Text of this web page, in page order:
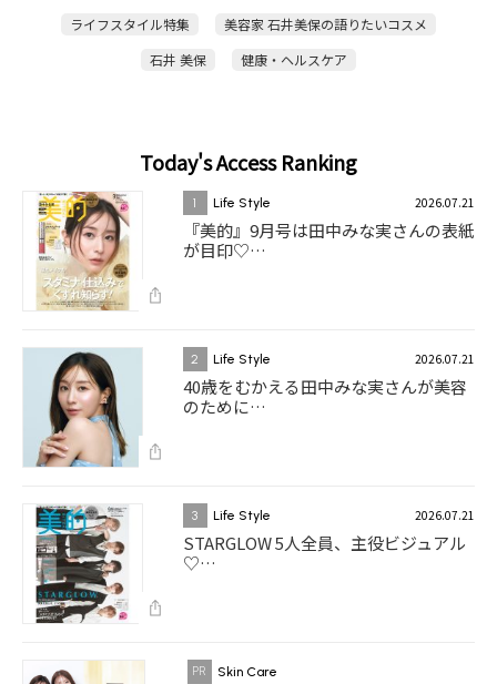
ライフスタイル特集
美容家 石井美保の語りたいコスメ
石井 美保
健康・ヘルスケア
Today's Access Ranking
1 Life Style 2026.07.21
『美的』9月号は田中みな実さんの表紙
が目印♡…
2 Life Style 2026.07.21
40歳をむかえる田中みな実さんが美容
のために…
3 Life Style 2026.07.21
STARGLOW 5人全員、主役ビジュアル
♡…
Skin Care